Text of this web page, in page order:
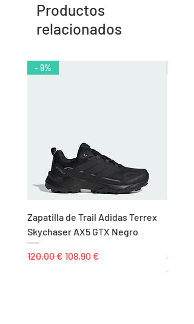
Productos
relacionados
- 9%
Zapatilla de Trail Adidas Terrex
Skychaser AX5 GTX Negro
Precio
120,00 € Precio de oferta
108,90 €
Precio
25,00 €